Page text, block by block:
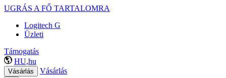
UGRÁS A FŐ TARTALOMRA
Logitech G
Üzleti
Támogatás
HU,hu
Vásárlás Vásárlás